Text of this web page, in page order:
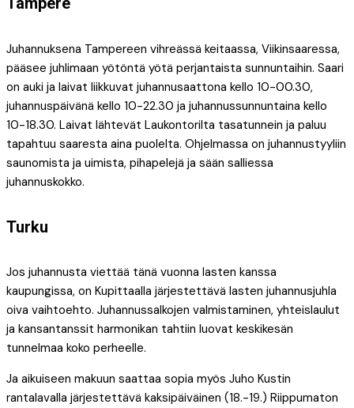
Juhannuksena Tampereen vihreässä keitaassa, Viikinsaaressa,
pääsee juhlimaan yötöntä yötä perjantaista sunnuntaihin. Saari
on auki ja laivat liikkuvat juhannusaattona kello 10-00.30,
juhannuspäivänä kello 10-22.30 ja juhannussunnuntaina kello
10-18.30. Laivat lähtevät Laukontorilta tasatunnein ja paluu
tapahtuu saaresta aina puolelta. Ohjelmassa on juhannustyyliin
saunomista ja uimista, pihapelejä ja sään salliessa
juhannuskokko.
Turku
Jos juhannusta viettää tänä vuonna lasten kanssa
kaupungissa, on Kupittaalla järjestettävä lasten juhannusjuhla
oiva vaihtoehto. Juhannussalkojen valmistaminen, yhteislaulut
ja kansantanssit harmonikan tahtiin luovat keskikesän
tunnelmaa koko perheelle.
Ja aikuiseen makuun saattaa sopia myös Juho Kustin
rantalavalla järjestettävä kaksipäiväinen (18.-19.) Riippumaton